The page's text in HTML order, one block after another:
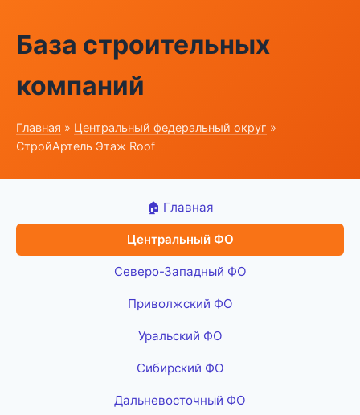
База строительных
компаний
Главная » Центральный федеральный округ »
СтройАртель Этаж Roof
🏠 Главная
Центральный ФО
Северо-Западный ФО
Приволжский ФО
Уральский ФО
Сибирский ФО
Дальневосточный ФО